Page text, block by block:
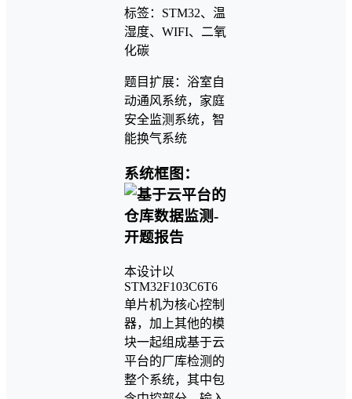
标签：STM32、温
湿度、WIFI、二氧
化碳
题目扩展：浴室自
动通风系统，家庭
安全监测系统，智
能换气系统
系统框图：
本设计以
STM32F103C6T6
单片机为核心控制
器，加上其他的模
块一起组成基于云
平台的厂库检测的
整个系统，其中包